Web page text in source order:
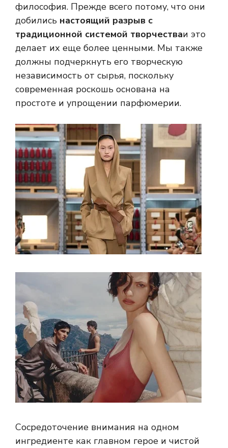
философия. Прежде всего потому, что они
добились настоящий разрыв с
традиционной системой творчестваи это
делает их еще более ценными. Мы также
должны подчеркнуть его творческую
независимость от сырья, поскольку
современная роскошь основана на
простоте и упрощении парфюмерии.
Сосредоточение внимания на одном
ингредиенте как главном герое и чистой